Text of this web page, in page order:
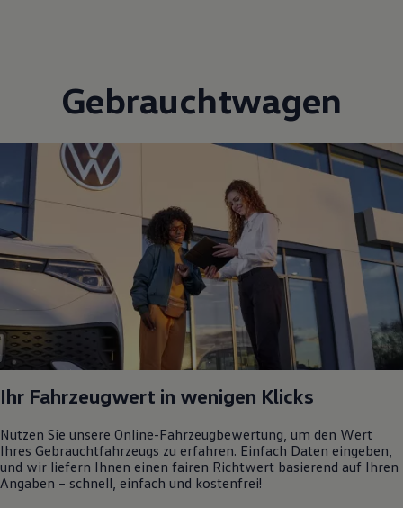
Gebrauchtwagen
Ihr Fahrzeugwert in wenigen Klicks
Nutzen Sie unsere Online-Fahrzeugbewertung, um den Wert
Ihres Gebrauchtfahrzeugs zu erfahren. Einfach Daten eingeben,
und wir liefern Ihnen einen fairen Richtwert basierend auf Ihren
Angaben – schnell, einfach und kostenfrei!